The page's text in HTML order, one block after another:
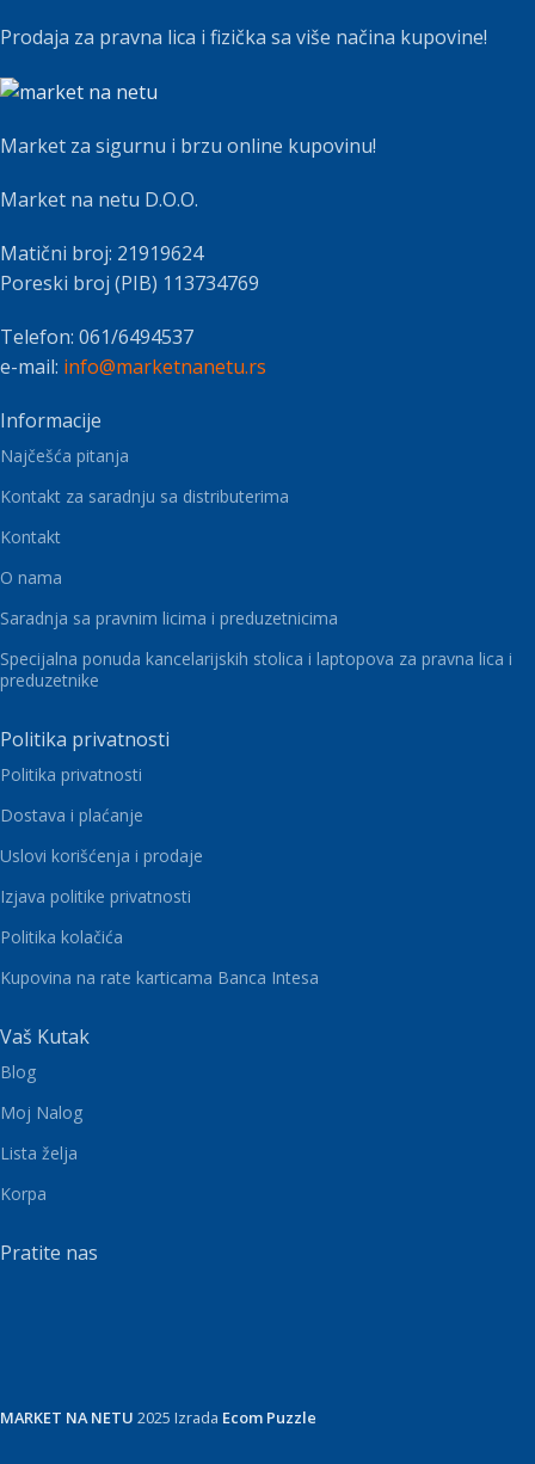
Prodaja za pravna lica i fizička sa više načina kupovine!
Market za sigurnu i brzu online kupovinu!
Market na netu D.O.O.
Matični broj: 21919624
Poreski broj (PIB) 113734769
Telefon: 061/6494537
e-mail: info@marketnanetu.rs
Informacije
Najčešća pitanja
Kontakt za saradnju sa distributerima
Kontakt
O nama
Saradnja sa pravnim licima i preduzetnicima
Specijalna ponuda kancelarijskih stolica i laptopova za pravna lica i
preduzetnike
Politika privatnosti
Politika privatnosti
Dostava i plaćanje
Uslovi korišćenja i prodaje
Izjava politike privatnosti
Politika kolačića
Kupovina na rate karticama Banca Intesa
Vaš Kutak
Blog
Moj Nalog
Lista želja
Korpa
Pratite nas
MARKET NA NETU 2025 Izrada Ecom Puzzle